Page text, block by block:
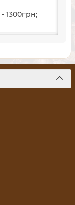
- 1300грн;